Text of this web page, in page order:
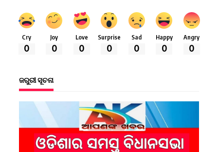
Cry
0
Joy
0
Love
0
Surprise
0
Sad
0
Happy
0
Angry
0
ଜରୁରୀ ସୂଚନା